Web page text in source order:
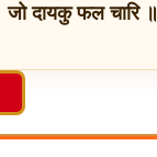
जो दायकु फल चारि ॥